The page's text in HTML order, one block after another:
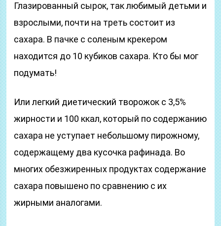
Глазированный сырок, так любимый детьми и
взрослыми, почти на треть состоит из
сахара. В пачке с соленым крекером
находится до 10 кубиков сахара. Кто бы мог
подумать!
Или легкий диетический творожок с 3,5%
жирности и 100 ккал, который по содержанию
сахара не уступает небольшому пирожному,
содержащему два кусочка рафинада. Во
многих обезжиренных продуктах содержание
сахара повышено по сравнению с их
жирными аналогами.